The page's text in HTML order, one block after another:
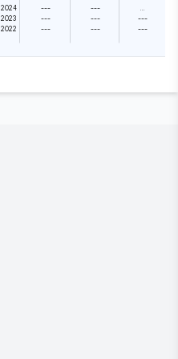
2024
2023
2022
---
---
---
---
---
---
---
---